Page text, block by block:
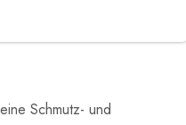
Schmutz- und